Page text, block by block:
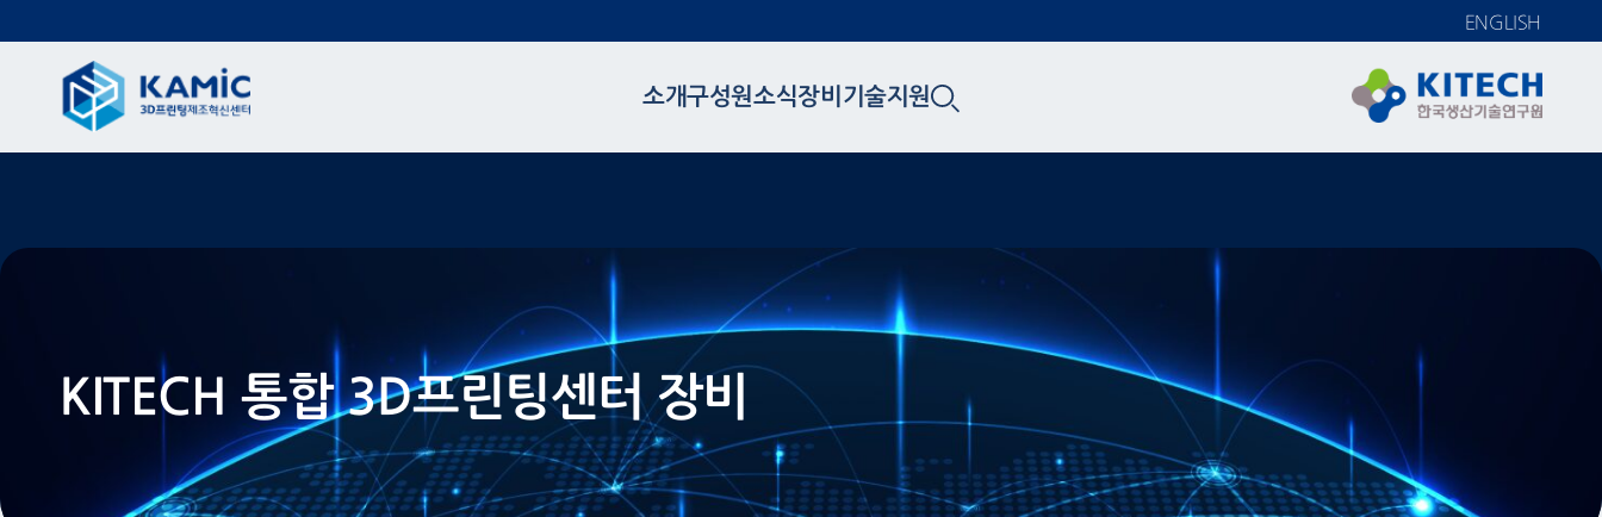
ENGLISH
소개구성원소식장비 기술지원
KITECH 통합 3D프린팅센터 장비